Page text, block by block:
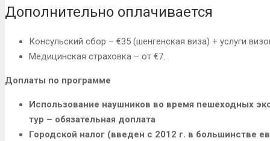
Дополнительно оплачивается
Консульский сбор – €35 (шенгенская виза) + услуги
Медицинская страховка – от €7.
Доплаты по программе
Использование наушников во время пешеходных
тур – обязательная доплата
Городской налог (введен с 2012 г. в большинстве